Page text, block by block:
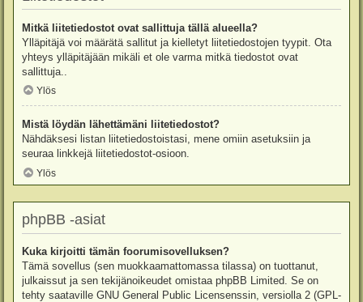
Mitkä liitetiedostot ovat sallittuja tällä alueella?
Ylläpitäjä voi määrätä sallitut ja kielletyt liitetiedostojen tyypit. Ota
yhteys ylläpitäjään mikäli et ole varma mitkä tiedostot ovat
sallittuja..
Ylös
Mistä löydän lähettämäni liitetiedostot?
Nähdäksesi listan liitetiedostoistasi, mene omiin asetuksiin ja
seuraa linkkejä liitetiedostot-osioon.
Ylös
phpBB -asiat
Kuka kirjoitti tämän foorumisovelluksen?
Tämä sovellus (sen muokkaamattomassa tilassa) on tuottanut,
julkaissut ja sen tekijänoikeudet omistaa phpBB Limited . Se on
tehty saataville GNU General Public Licensenssin, versiolla 2 (GPL-